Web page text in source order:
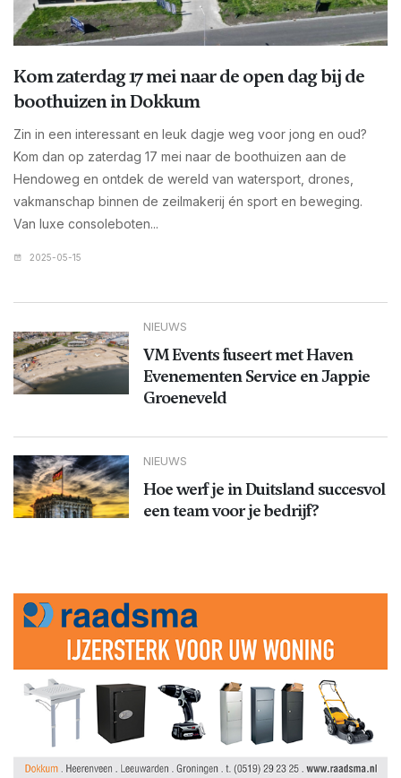
Kom zaterdag 17 mei naar de open dag bij de
boothuizen in Dokkum
Zin in een interessant en leuk dagje weg voor jong en oud?
Kom dan op zaterdag 17 mei naar de boothuizen aan de
Hendoweg en ontdek de wereld van watersport, drones,
vakmanschap binnen de zeilmakerij én sport en beweging.
Van luxe consoleboten...
2025-05-15
NIEUWS
VM Events fuseert met Haven
Evenementen Service en Jappie
Groeneveld
NIEUWS
Hoe werf je in Duitsland succesvol
een team voor je bedrijf?